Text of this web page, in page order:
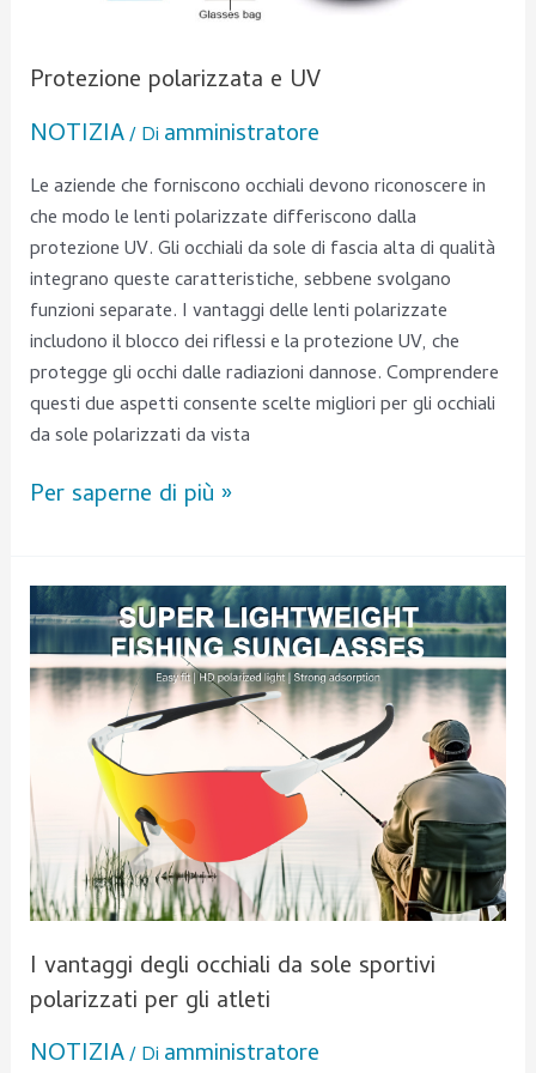
Protezione polarizzata e UV
NOTIZIA/ Di amministratore
Le aziende che forniscono occhiali devono riconoscere in
che modo le lenti polarizzate differiscono dalla
protezione UV. Gli occhiali da sole di fascia alta di qualità
integrano queste caratteristiche, sebbene svolgano
funzioni separate. I vantaggi delle lenti polarizzate
includono il blocco dei riflessi e la protezione UV, che
protegge gli occhi dalle radiazioni dannose. Comprendere
questi due aspetti consente scelte migliori per gli occhiali
da sole polarizzati da vista
Per saperne di più »
I vantaggi degli occhiali da sole sportivi
polarizzati per gli atleti
NOTIZIA/ Di amministratore
vantaggi
degli
occhiali
sportivi
polarizzati
per
gli
atleti